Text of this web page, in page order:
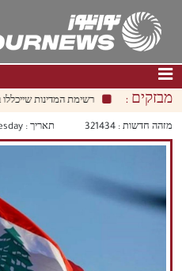
דף הבית|צור קשר|
תרבות וחברה
כלכלה
מבזקים : רשימת המדינות שייכללו
מזהה חדשות : 321434 תאריך :2026/6/2 22:13